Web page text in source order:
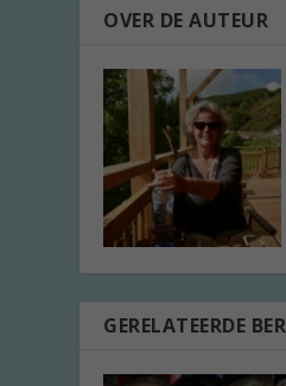
OVER DE AUTEUR
GERELATEERDE